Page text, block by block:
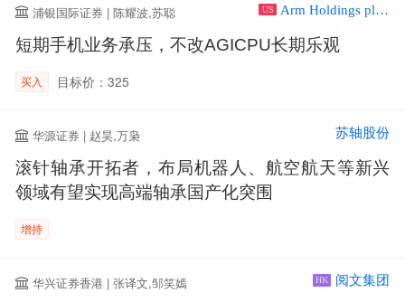
浦银国际证券 | 陈耀波,苏聪 US Arm Holdings plc ADR
短期手机业务承压，不改AGICPU长期乐观
买入 目标价：325
华源证券 | 赵昊,万枭 苏轴股份
滚针轴承开拓者，布局机器人、航空航天等新兴
领域有望实现高端轴承国产化突围
增持
华兴证券香港 | 张译文,邹笑嫣 HK 阅文集团